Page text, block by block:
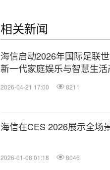
相关新闻
海信启动2026年国际足联
新一代家庭娱乐与智慧生活
2026-04-21 17:00 8211
海信在CES 2026展示全场
2026-01-08 01:18 8046